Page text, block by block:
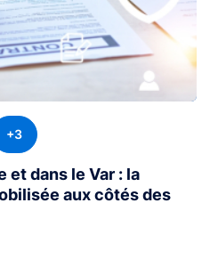
+3
et dans le Var : la
aux côtés des